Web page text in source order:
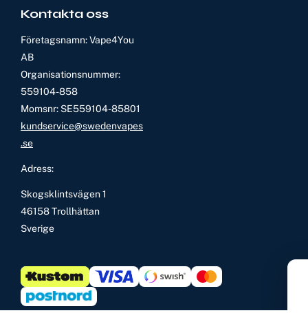
Kontakta oss
Företagsnamn: Vape4You
AB
Organisationsnummer:
559104-858
Momsnr: SE559104-85801
kundservice@swedenvapes
.se
Adress:
Skogsklintsvägen 1
46158 Trollhättan
Sverige